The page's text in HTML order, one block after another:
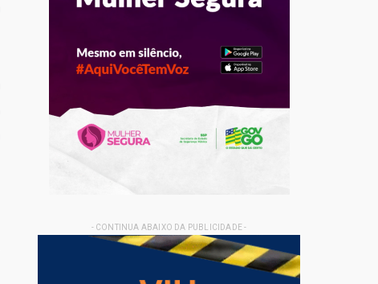
- CONTINUA ABAIXO DA PUBLICIDADE -